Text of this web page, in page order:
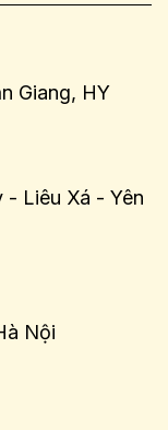
Giang, HY
Liêu Xá - Yên
Nội